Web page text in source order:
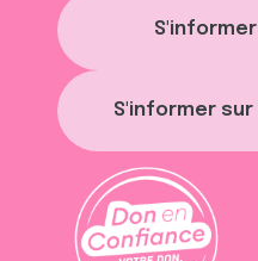
S'informer